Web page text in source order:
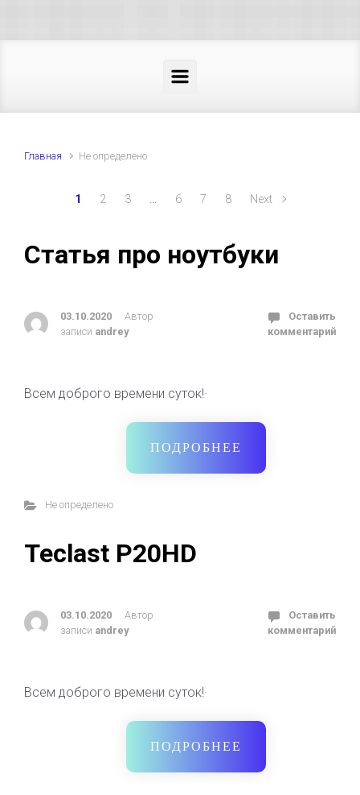
Главная Не определено
1 2 3 … 6 7 8 Next
Статья про ноутбуки
03.10.2020
Автор
записи andrey
Оставить
комментарий
Всем доброго времени суток!·
ПОДРОБНЕЕ
Не определено
Teclast P20HD
03.10.2020
Автор
записи andrey
Оставить
комментарий
Всем доброго времени суток!·
ПОДРОБНЕЕ